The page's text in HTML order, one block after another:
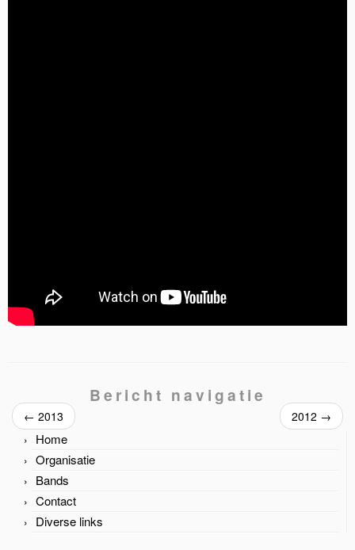
Bericht navigatie
← 2013 2012 →
Home
Organisatie
Bands
Contact
Diverse links